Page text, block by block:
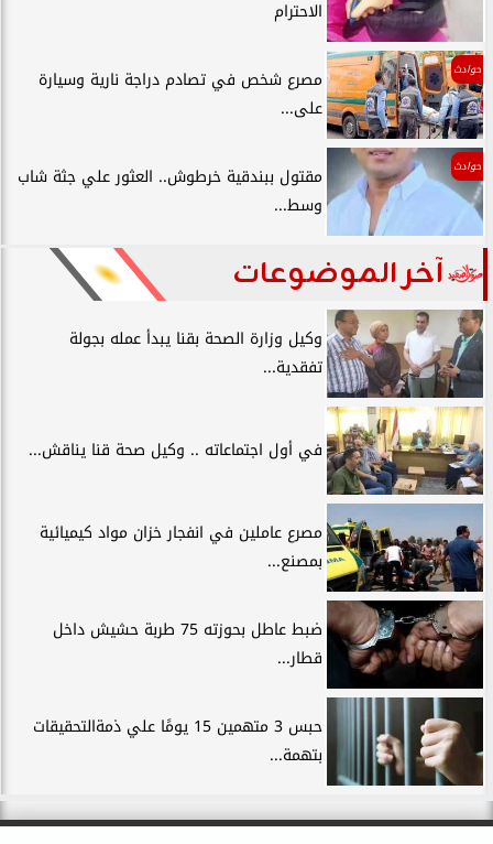
الاحترام
حوادث
مصرع شخص في تصادم دراجة نارية وسيارة
على...
حوادث
مقتول ببندقية خرطوش.. العثور علي جثة شاب
وسط...
آخر الموضوعات
وكيل وزارة الصحة بقنا يبدأ عمله بجولة
تفقدية...
في أول اجتماعاته .. وكيل صحة قنا يناقش...
مصرع عاملين في انفجار خزان مواد كيميائية
بمصنع...
ضبط عاطل بحوزته 75 طربة حشيش داخل
قطار...
حبس 3 متهمين 15 يومًا علي ذمةالتحقيقات
بتهمة...